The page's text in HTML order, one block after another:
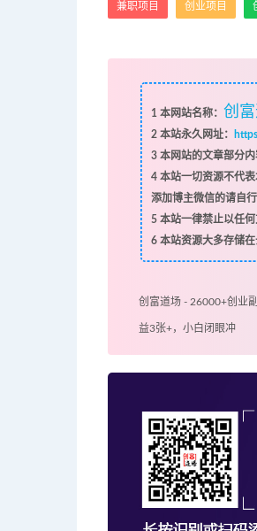
兼职项目 创业项目
1 本网站名称： 创
2本站永久网址：
3本网站的文章部分内
4本站一切资源不代表
添加博主微信的请自
5本站一律禁止以任何
6本站资源大多存储在
创富道场 - 26000+创业
益3张+，小白闭眼冲